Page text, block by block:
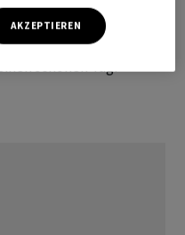
Genehmigung von AWP.
schönen Tag!
AKZEPTIEREN